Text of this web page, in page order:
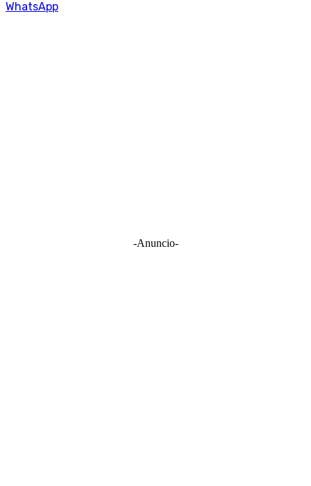
WhatsApp
-Anuncio-